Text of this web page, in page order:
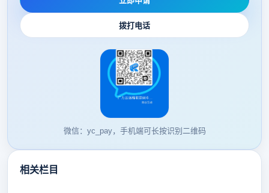
拨打电话
微信：yc_pay，手机端可长按识别二维码
相关栏目